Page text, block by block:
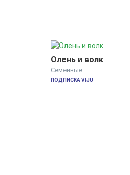
Олень и волк
Семейные
ПОДПИСКА VIJU